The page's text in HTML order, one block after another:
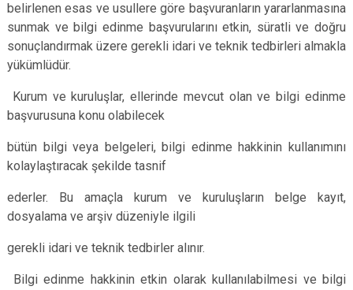
belirlenen esas ve usullere göre başvuranların yararlanmasına
sunmak ve bilgi edinme başvurularını etkin, süratli ve doğru
sonuçlandırmak üzere gerekli idari ve teknik tedbirleri almakla
yükümlüdür.
Kurum ve kuruluşlar, ellerinde mevcut olan ve bilgi edinme
başvurusuna konu olabilecek
bütün bilgi veya belgeleri, bilgi edinme hakkinin kullanımını
kolaylaştıracak şekilde tasnif
ederler. Bu amaçla kurum ve kuruluşların belge kayıt,
dosyalama ve arşiv düzeniyle ilgili
gerekli idari ve teknik tedbirler alınır.
Bilgi edinme hakkinin etkin olarak kullanılabilmesi ve bilgi